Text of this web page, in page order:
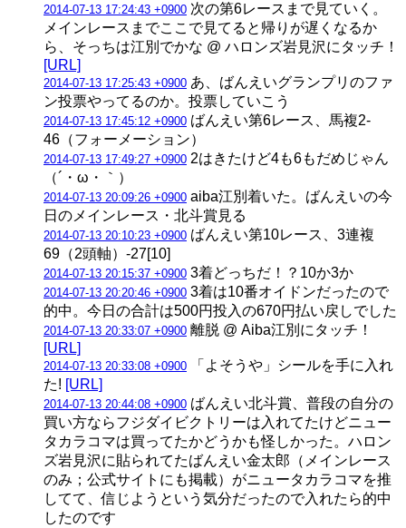
2014-07-13 17:24:43 +0900 次の第6レースまで見ていく。
メインレースまでここで見てると帰りが遅くなるか
ら、そっちは江別でかな @ ハロンズ岩見沢にタッチ！
[URL]
2014-07-13 17:25:43 +0900 あ、ばんえいグランプリのファ
ン投票やってるのか。投票していこう
2014-07-13 17:45:12 +0900 ばんえい第6レース、馬複2-
46（フォーメーション）
2014-07-13 17:49:27 +0900 2はきたけど4も6もだめじゃん
（´・ω・｀）
2014-07-13 20:09:26 +0900 aiba江別着いた。ばんえいの今
日のメインレース・北斗賞見る
2014-07-13 20:10:23 +0900 ばんえい第10レース、3連複
69（2頭軸）-27[10]
2014-07-13 20:15:37 +0900 3着どっちだ！？10か3か
2014-07-13 20:20:46 +0900 3着は10番オイドンだったので
的中。今日の合計は500円投入の670円払い戻しでした
2014-07-13 20:33:07 +0900 離脱 @ Aiba江別にタッチ！
[URL]
2014-07-13 20:33:08 +0900 「よそうや」シールを手に入れ
た! [URL]
2014-07-13 20:44:08 +0900 ばんえい北斗賞、普段の自分の
買い方ならフジダイビクトリーは入れてたけどニュー
タカラコマは買ってたかどうかも怪しかった。ハロン
ズ岩見沢に貼られてたばんえい金太郎（メインレース
のみ；公式サイトにも掲載）がニュータカラコマを推
してて、信じようという気分だったので入れたら的中
したのです